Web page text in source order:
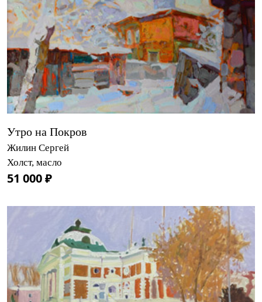
Утро на Покров
Жилин Сергей
Холст, масло
51 000 ₽